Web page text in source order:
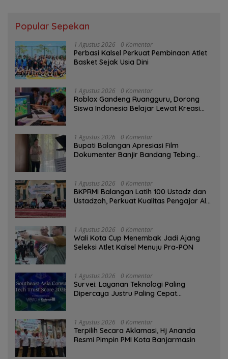
Popular Sepekan
1 Agustus 2026 0 Komentar
Perbasi Kalsel Perkuat Pembinaan Atlet
Basket Sejak Usia Dini
1 Agustus 2026 0 Komentar
Roblox Gandeng Ruangguru, Dorong
Siswa Indonesia Belajar Lewat Kreasi
1 Agustus 2026 0 Komentar
Bupati Balangan Apresiasi Film
Dokumenter Banjir Bandang Tebing
1 Agustus 2026 0 Komentar
BKPRMI Balangan Latih 100 Ustadz dan
Ustadzah, Perkuat Kualitas Pengajar Al-
1 Agustus 2026 0 Komentar
Wali Kota Cup Menembak Jadi Ajang
Seleksi Atlet Kalsel Menuju Pra-PON
1 Agustus 2026 0 Komentar
Survei: Layanan Teknologi Paling
Dipercaya Justru Paling Cepat
1 Agustus 2026 0 Komentar
‎Terpilih Secara Aklamasi, Hj Ananda
Resmi Pimpin PMI Kota Banjarmasin